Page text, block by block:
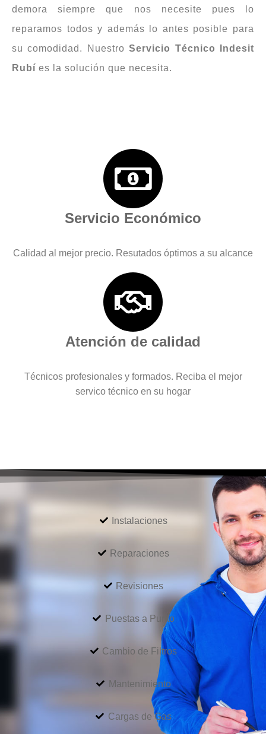
demora siempre que nos necesite pues lo
reparamos todos y además lo antes posible para
su comodidad. NuestroServicio Técnico Indesit
Rubí es la solución que necesita.
Servicio Económico
Calidad al mejor precio. Resutados óptimos a su alcance
Atención de calidad
Técnicos profesionales y formados. Reciba el mejor
servico técnico en su hogar
Instalaciones
Reparaciones
Revisiones
Puestas a Punto
Cambio de Filtros
Mantenimiento
Cargas de Gas